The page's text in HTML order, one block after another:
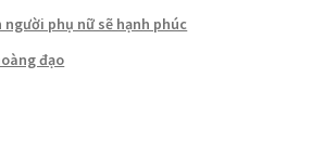
người phụ nữ sẽ hạnh phúc
đạo